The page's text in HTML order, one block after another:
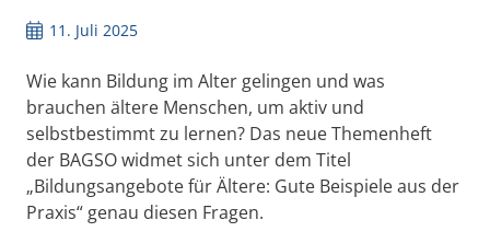
11. Juli 2025
Wie kann Bildung im Alter gelingen und was
brauchen ältere Menschen, um aktiv und
selbstbestimmt zu lernen? Das neue Themenheft
der BAGSO widmet sich unter dem Titel
„Bildungsangebote für Ältere: Gute Beispiele aus der
Praxis“ genau diesen Fragen.